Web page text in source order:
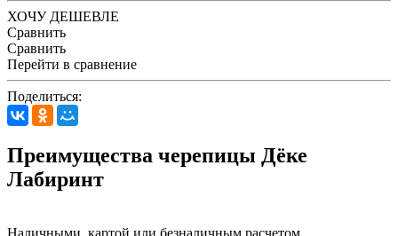
ХОЧУ ДЕШЕВЛЕ
Сравнить
Сравнить
Перейти в сравнение
Поделиться:
Преимущества черепицы Дёке
Лабиринт
Наличными, картой или безналичным расчетом.